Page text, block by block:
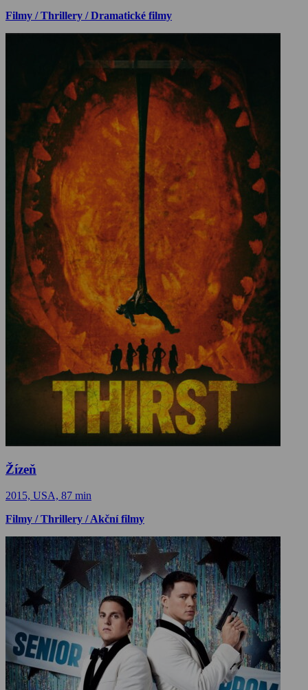
Filmy / Thrillery / Dramatické filmy
Žízeň
2015, USA, 87 min
Filmy / Thrillery / Akční filmy